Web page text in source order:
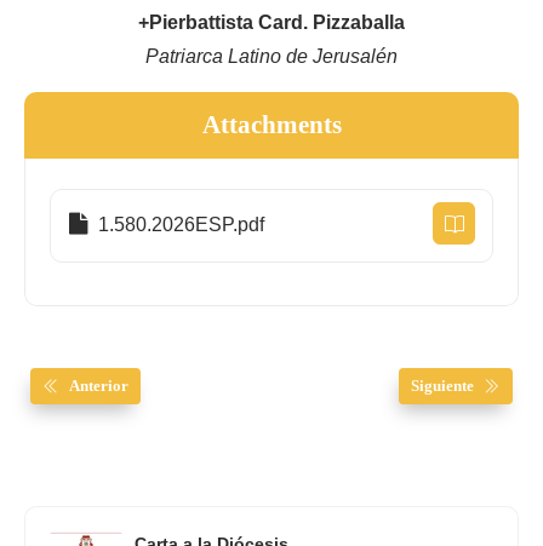
+Pierbattista Card. Pizzaballa
Patriarca Latino de Jerusalén
Attachments
1.580.2026ESP.pdf
Anterior Siguiente